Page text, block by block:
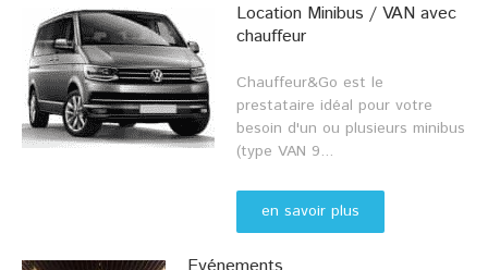
Location Minibus / VAN avec
chauffeur
Chauffeur&Go est le
prestataire idéal pour votre
besoin d'un ou plusieurs minibus
(type VAN 9...
en savoir plus